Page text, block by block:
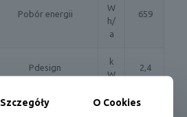
Pobór energii
W
h/
a
659
Pdesign
k
W
2,4
COP
W/
4,26
Szczegóły O Cookies